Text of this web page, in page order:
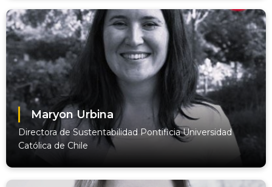
Maryon Urbina
Directora de Sustentabilidad Pontificia Universidad
Católica de Chile